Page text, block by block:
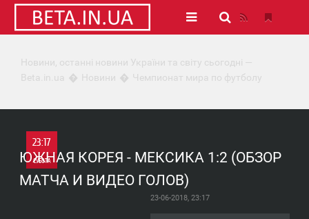
Новини, останні новини України та світу сьогодні —
Beta.in.ua
Новини Чемпионат мира по футболу
23:17
СУБОТА
ЮЖНАЯ КОРЕЯ - МЕКСИКА 1:2 (ОБЗОР
МАТЧА И ВИДЕО ГОЛОВ)
23-06-2018, 23:17